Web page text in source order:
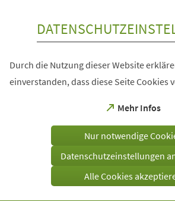
Durch die Nutzung dieser Website
einverstanden, dass diese Seite Cookies
Mehr Infos
(Öffnet
einem
Tab)
Nur notwendige
Datenschutzeinstellungen
Alle Cookies